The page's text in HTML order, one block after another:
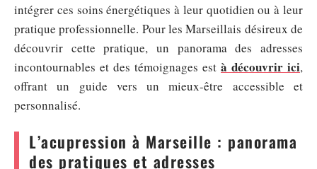
intégrer ces soins énergétiques à leur quotidien ou à leur
pratique professionnelle. Pour les Marseillais désireux de
découvrir cette pratique, un panorama des adresses
incontournables et des témoignages est à découvrir ici,
offrant un guide vers un mieux-être accessible et
personnalisé.
L’acupression à Marseille : panorama
des pratiques et adresses